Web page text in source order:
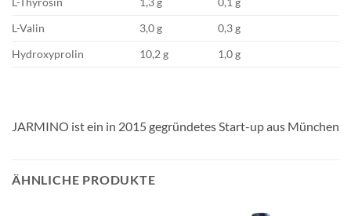
L-Valin
3,0 g
0,3 g
Hydroxyprolin
10,2 g 1,0 g
JARMINO ist ein in 2015 gegründetes Start-up aus München
ÄHNLICHE PRODUKTE